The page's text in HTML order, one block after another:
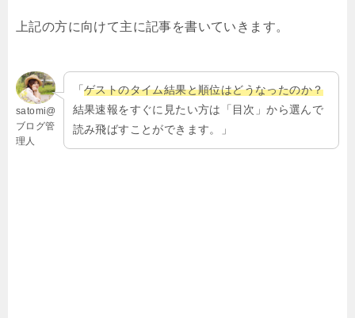
上記の方に向けて主に記事を書いていきます。
satomi@
ブログ管
理人
「 ゲストのタイム結果と順位はどうなったのか？
結果速報をすぐに見たい方は「目次」から選んで
読み飛ばすことができます。」